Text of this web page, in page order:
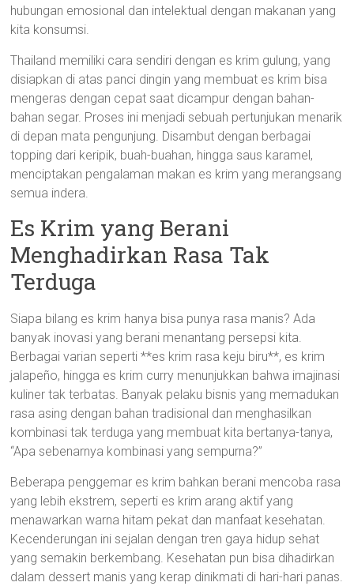
hubungan emosional dan intelektual dengan makanan yang
kita konsumsi.
Thailand memiliki cara sendiri dengan es krim gulung, yang
disiapkan di atas panci dingin yang membuat es krim bisa
mengeras dengan cepat saat dicampur dengan bahan-
bahan segar. Proses ini menjadi sebuah pertunjukan menarik
di depan mata pengunjung. Disambut dengan berbagai
topping dari keripik, buah-buahan, hingga saus karamel,
menciptakan pengalaman makan es krim yang merangsang
semua indera.
Es Krim yang Berani
Menghadirkan Rasa Tak
Terduga
Siapa bilang es krim hanya bisa punya rasa manis? Ada
banyak inovasi yang berani menantang persepsi kita.
Berbagai varian seperti **es krim rasa keju biru**, es krim
jalapeño, hingga es krim curry menunjukkan bahwa imajinasi
kuliner tak terbatas. Banyak pelaku bisnis yang memadukan
rasa asing dengan bahan tradisional dan menghasilkan
kombinasi tak terduga yang membuat kita bertanya-tanya,
“Apa sebenarnya kombinasi yang sempurna?”
Beberapa penggemar es krim bahkan berani mencoba rasa
yang lebih ekstrem, seperti es krim arang aktif yang
menawarkan warna hitam pekat dan manfaat kesehatan.
Kecenderungan ini sejalan dengan tren gaya hidup sehat
yang semakin berkembang. Kesehatan pun bisa dihadirkan
dalam dessert manis yang kerap dinikmati di hari-hari panas.